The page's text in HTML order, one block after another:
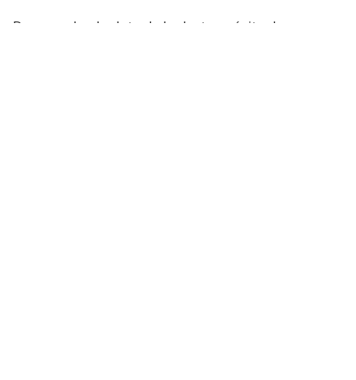
De acuerdo al relato de la doctora, éxito de